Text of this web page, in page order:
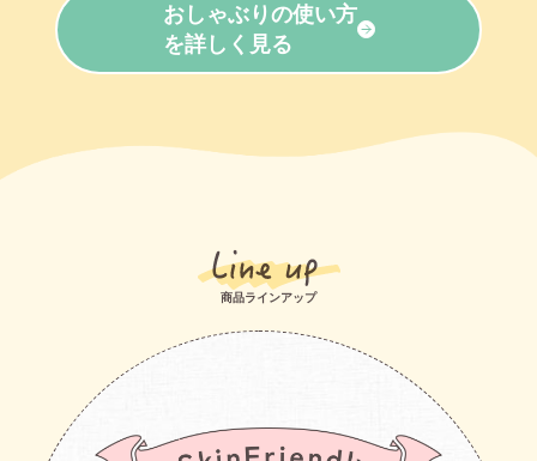
おしゃぶりの使い方
を詳しく見る
商品ラインアップ